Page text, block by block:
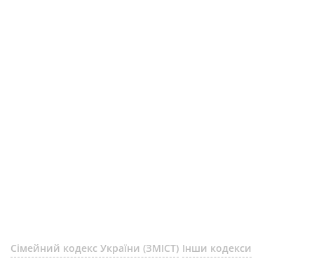
Сімейний кодекс України (ЗМІСТ) Інши кодекси